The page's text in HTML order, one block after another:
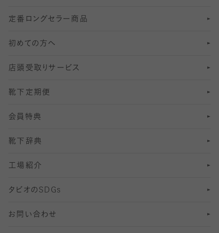
7 分丈 レギンス
8分丈 レギンス
10分丈 レギンス
12分丈レギンス
13分丈レギンス
スーツカジュアルソックス・靴下
ロングホーズ
サッカー・フットサル用ソックス
ヨガソックス・靴下
スポーツ用レッグウォーマー
SSサイズ（21～23cm）
Sサイズ（22～25cm）
Mサイズ（25～27cm）
Lサイズ（27～29cm）
加圧・着圧ソックス
冷えとり靴下
着圧・加圧タイツ
むくみ対策
足の疲れ対策
足の臭い対策
冷え対策
靴ずれ対策
快適な睡眠対策
定番ロングセラー商品
初めての方へ
店頭受取りサービス
靴下定期便
会員特典
靴下辞典
工場紹介
タビオのSDGs
お問い合わせ